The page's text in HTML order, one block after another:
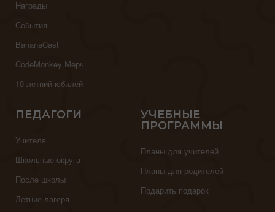
Награды
События
BananaCast
CodeMonkey Мерч
10-летний юбилей
ПЕДАГОГИ
Учителя
Школьные округа
После школы
Летние лагеря
УЧЕБНЫЕ
ПРОГРАММЫ
Планы для учителей
Планы для родителей
Подарить подарок